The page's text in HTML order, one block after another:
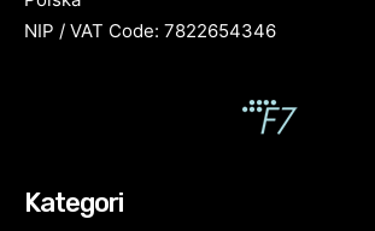
NIP / VAT Code: 7822654346
Kategori